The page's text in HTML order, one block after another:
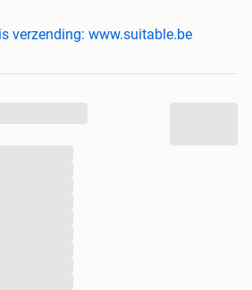
36 38 42 44
gelijk, zoals vermeld op
verzending: www.suitable.be